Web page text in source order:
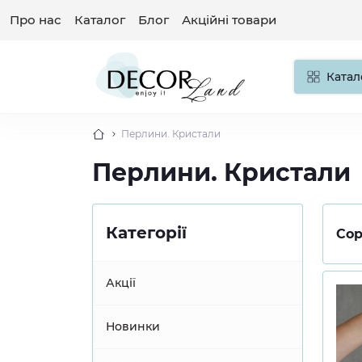
Про нас Каталог Блог Акційні товари
Перлини. Кристали
Перлини. Кристали
Категорії
Акції
Новинки